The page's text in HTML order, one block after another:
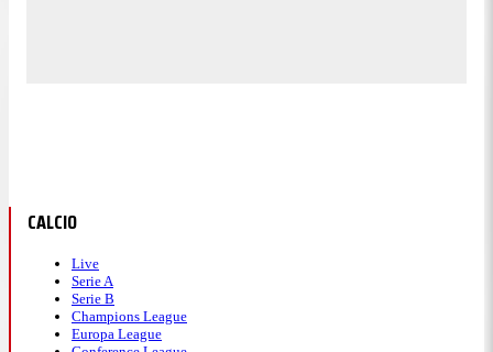
CALCIO
Live
Serie A
Serie B
Champions League
Europa League